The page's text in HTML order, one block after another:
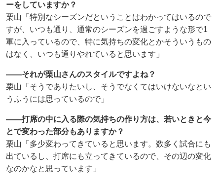
ーをしていますか？
栗山「特別なシーズンだということはわかってはいるので
すが、いつも通り、通常のシーズンを過ごすような形で1
軍に入っているので、特に気持ちの変化とかそういうもの
はなく、いつも通りやれていると思います」
――それが栗山さんのスタイルですよね？
栗山「そうでありたいし、そうでなくてはいけないなとい
うふうには思っているので」
――打席の中に入る際の気持ちの作り方は、若いときと今
とで変わった部分もありますか？
栗山「多少変わってきていると思います。数多く試合にも
出ているし、打席にも立ってきているので、その辺の変化
なのかなと思っています」